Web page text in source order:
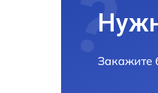
Закажите